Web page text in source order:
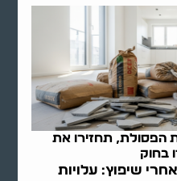
הפסולת, תחזירו את
בחוק
שיפוץ: עלויות